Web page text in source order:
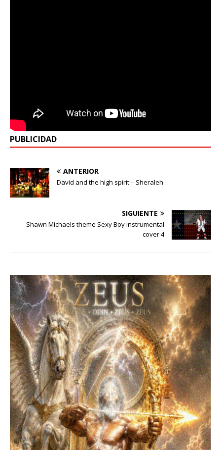
PUBLICIDAD
ANTERIOR
David and the high spirit – Sheraleh
SIGUIENTE
Shawn Michaels theme Sexy Boy instrumental
cover 4